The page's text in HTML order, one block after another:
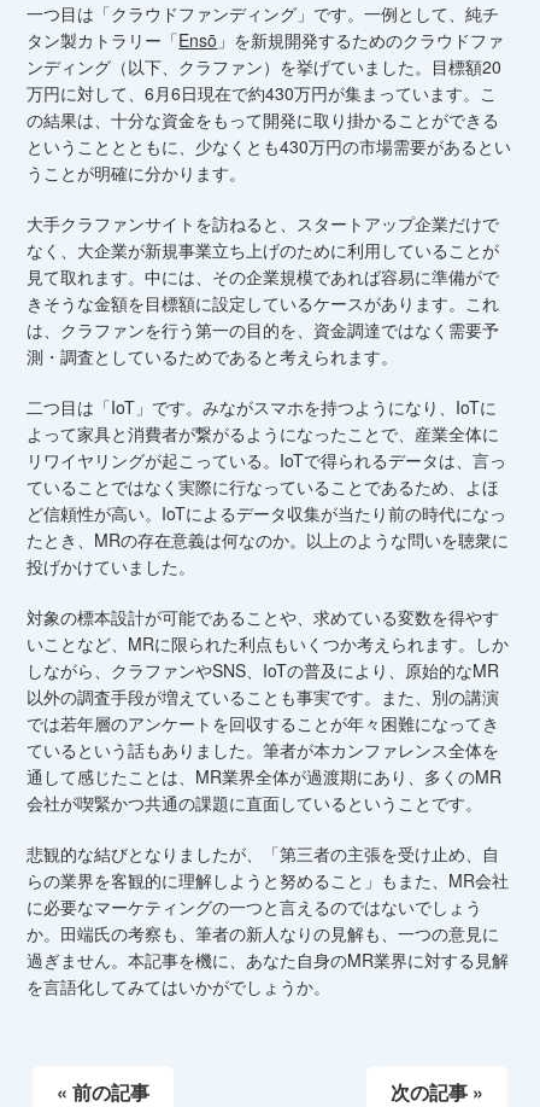
一つ目は「クラウドファンディング」です。一例として、純チ
タン製カトラリー「Ensō 」を新規開発するためのクラウドファ
ンディング（以下、クラファン）を挙げていました。目標額20
万円に対して、6月6日現在で約430万円が集まっています。こ
の結果は、十分な資金をもって開発に取り掛かることができる
ということとともに、少なくとも430万円の市場需要があるとい
うことが明確に分かります。
大手クラファンサイトを訪ねると、スタートアップ企業だけで
なく、大企業が新規事業立ち上げのために利用していることが
見て取れます。中には、その企業規模であれば容易に準備がで
きそうな金額を目標額に設定しているケースがあります。これ
は、クラファンを行う第一の目的を、資金調達ではなく需要予
測・調査としているためであると考えられます。
二つ目は「IoT」です。みながスマホを持つようになり、IoTに
よって家具と消費者が繋がるようになったことで、産業全体に
リワイヤリングが起こっている。IoTで得られるデータは、言っ
ていることではなく実際に行なっていることであるため、よほ
ど信頼性が高い。IoTによるデータ収集が当たり前の時代になっ
たとき、MRの存在意義は何なのか。以上のような問いを聴衆に
投げかけていました。
対象の標本設計が可能であることや、求めている変数を得やす
いことなど、MRに限られた利点もいくつか考えられます。しか
しながら、クラファンやSNS、IoTの普及により、原始的なMR
以外の調査手段が増えていることも事実です。また、別の講演
では若年層のアンケートを回収することが年々困難になってき
ているという話もありました。筆者が本カンファレンス全体を
通して感じたことは、MR業界全体が過渡期にあり、多くのMR
会社が喫緊かつ共通の課題に直面しているということです。
悲観的な結びとなりましたが、「第三者の主張を受け止め、自
らの業界を客観的に理解しようと努めること」もまた、MR会社
に必要なマーケティングの一つと言えるのではないでしょう
か。田端氏の考察も、筆者の新人なりの見解も、一つの意見に
過ぎません。本記事を機に、あなた自身のMR業界に対する見解
を言語化してみてはいかがでしょうか。
« 前の記事 次の記事 »